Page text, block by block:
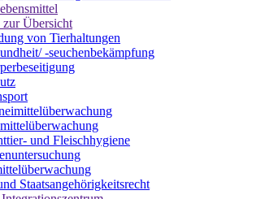
Übersicht
von Tierhaltungen
-seuchenbekämpfung
und Fleischhygiene
Staatsangehörigkeitsrecht